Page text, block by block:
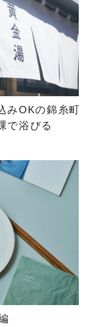
みOKの錦糸町
で浴びる